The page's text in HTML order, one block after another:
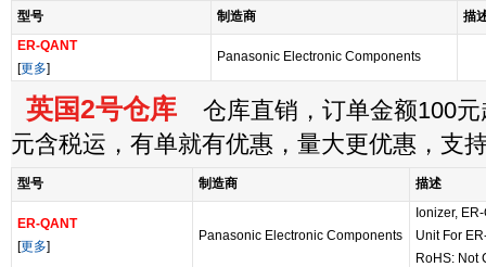
型号 制造商
描
ER-QANT
[更多]
Panasonic Electronic Components
英国2号仓库 仓库直销，订单金额100元
元含税运，有单就有优惠，量大更优惠，支
型号 制造商 描述
ER-QANT
[更多]
Panasonic Electronic Components
Ionizer,
Unit For
RoHS: Not